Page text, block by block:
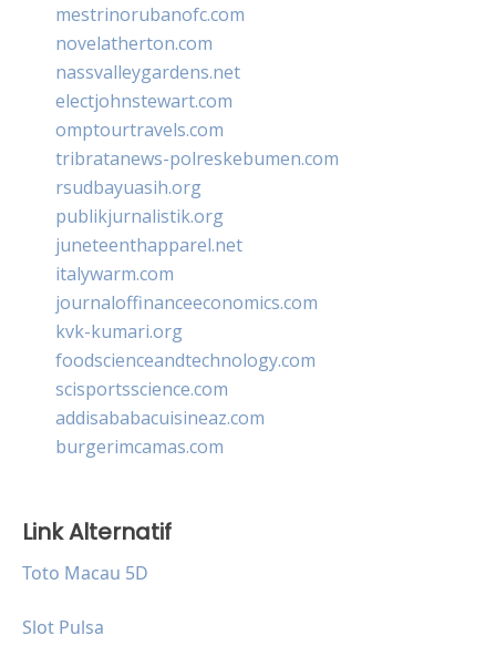
mestrinorubanofc.com
novelatherton.com
nassvalleygardens.net
electjohnstewart.com
omptourtravels.com
tribratanews-polreskebumen.com
rsudbayuasih.org
publikjurnalistik.org
juneteenthapparel.net
italywarm.com
journaloffinanceeconomics.com
kvk-kumari.org
foodscienceandtechnology.com
scisportsscience.com
addisababacuisineaz.com
burgerimcamas.com
Link Alternatif
Toto Macau 5D
Slot Pulsa